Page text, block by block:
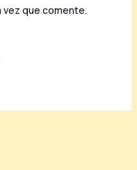
vez que comente.